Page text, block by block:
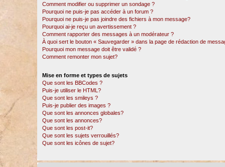
Comment modifier ou supprimer un sondage ?
Pourquoi ne puis-je pas accéder à un forum ?
Pourquoi ne puis-je pas joindre des fichiers à mon message?
Pourquoi ai-je reçu un avertissement ?
Comment rapporter des messages à un modérateur ?
À quoi sert le bouton « Sauvegarder » dans la page de rédaction de
Pourquoi mon message doit être validé ?
Comment remonter mon sujet?
Mise en forme et types de sujets
Que sont les BBCodes ?
Puis-je utiliser le HTML?
Que sont les smileys ?
Puis-je publier des images ?
Que sont les annonces globales?
Que sont les annonces?
Que sont les post-it?
Que sont les sujets verrouillés?
Que sont les icônes de sujet?